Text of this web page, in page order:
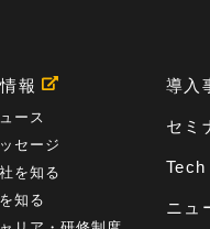
報
ース
セージ
を知る
知る
導入
セミ
Tech
ニュ